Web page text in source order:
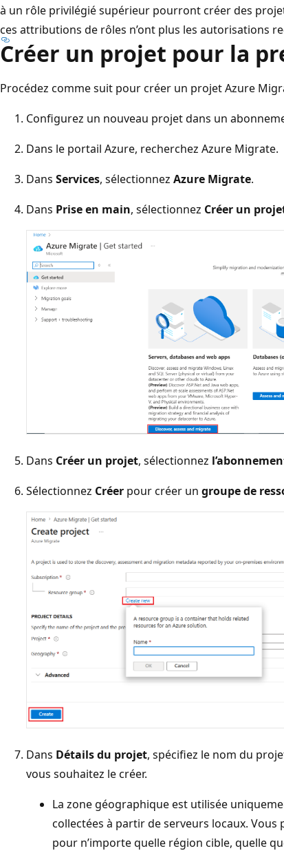
à un rôle privilégié supérieur pourront créer des
ces attributions de rôles n’ont plus les autorisations
Créer un projet pour la
Procédez comme suit pour créer un projet Azure
Configurez un nouveau projet dans un
Dans le portail Azure, recherchez Azure Migrate.
Dans Services, sélectionnez Azure Migrate.
Dans Prise en main, sélectionnez Créer un
Dans Créer un projet, sélectionnez
Sélectionnez Créer pour créer un groupe de
Dans Détails du projet, spécifiez le nom du
vous souhaitez le créer.
La zone géographique est utilisée
collectées à partir de serveurs locaux.
pour n’importe quelle région cible, quelle